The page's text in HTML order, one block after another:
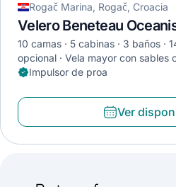
Rogač Marina, Rogač, Croacia
Velero Beneteau Oceanis
10 camas 5 cabinas 3 baños
opcional
Vela mayor con sables
Impulsor de proa
Ver